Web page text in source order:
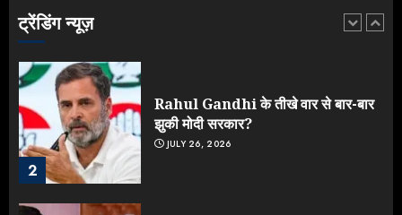
ट्रेंडिंग न्यूज़
1
2
Rahul Gandhi के तीखे वार से बार-बार
झुकी मोदी सरकार?
JULY 26, 2026